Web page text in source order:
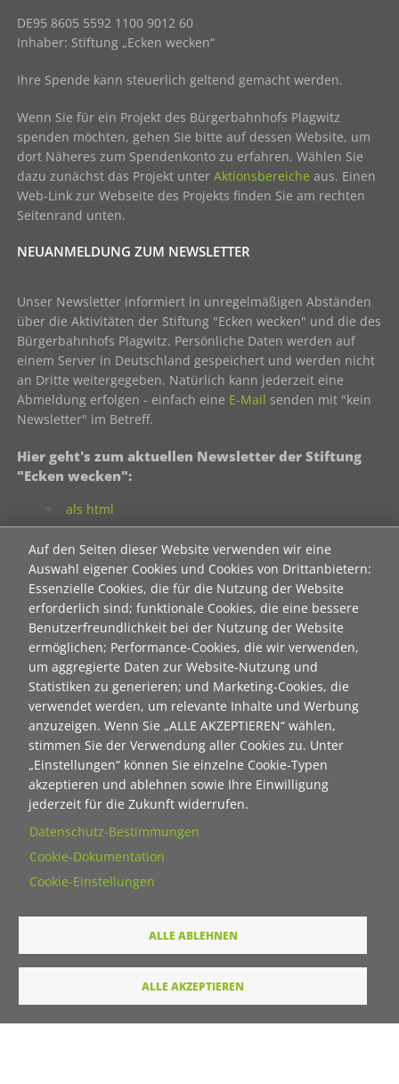
Auf den Seiten dieser Website verwenden wir eine
Auswahl eigener Cookies und Cookies von Drittanbietern:
Essenzielle Cookies, die für die Nutzung der Website
erforderlich sind; funktionale Cookies, die eine bessere
Benutzerfreundlichkeit bei der Nutzung der Website
ermöglichen; Performance-Cookies, die wir verwenden,
um aggregierte Daten zur Website-Nutzung und
Statistiken zu generieren; und Marketing-Cookies, die
verwendet werden, um relevante Inhalte und Werbung
anzuzeigen. Wenn Sie „ALLE AKZEPTIEREN“ wählen,
stimmen Sie der Verwendung aller Cookies zu. Unter
„Einstellungen“ können Sie einzelne Cookie-Typen
akzeptieren und ablehnen sowie Ihre Einwilligung
jederzeit für die Zukunft widerrufen.
Datenschutz-Bestimmungen
Cookie-Dokumentation
Cookie-Einstellungen
ALLE ABLEHNEN
ALLE AKZEPTIEREN
DE95 8605 5592 1100 9012 60
Inhaber: Stiftung „Ecken wecken“
Ihre Spende kann steuerlich geltend gemacht werden.
Wenn Sie für ein Projekt des Bürgerbahnhofs Plagwitz
spenden möchten, gehen Sie bitte auf dessen Website, um
dort Näheres zum Spendenkonto zu erfahren. Wählen Sie
dazu zunächst das Projekt unterAktionsbereiche aus. Einen
Web-Link zur Webseite des Projekts finden Sie am rechten
Seitenrand unten.
NEUANMELDUNG ZUM NEWSLETTER
Unser Newsletter informiert in unregelmäßigen Abständen
über die Aktivitäten der Stiftung "Ecken wecken" und die des
Bürgerbahnhofs Plagwitz. Persönliche Daten werden auf
einem Server in Deutschland gespeichert und werden nicht
an Dritte weitergegeben. Natürlich kann jederzeit eine
Abmeldung erfolgen - einfach eine E-Mail senden mit "kein
Newsletter" im Betreff.
Hier geht's zum aktuellen Newsletter der Stiftung
"Ecken wecken":
als html
Neuanmeldung zum Newsletter der Stiftung "Ecken
wecken":
Contact 1
Anrede
Titel
Vorname
Nachname
Wie dürfen wir Sie in Zukunft ansprechen
Sie
Du